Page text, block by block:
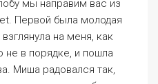
картами. За
«Помидоры у нас
клубника и лук. Наши
транспорт,
и регионов,